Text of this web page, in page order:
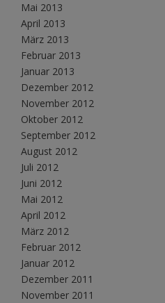
Mai 2013
April 2013
März 2013
Februar 2013
Januar 2013
Dezember 2012
November 2012
Oktober 2012
September 2012
August 2012
Juli 2012
Juni 2012
Mai 2012
April 2012
März 2012
Februar 2012
Januar 2012
Dezember 2011
November 2011